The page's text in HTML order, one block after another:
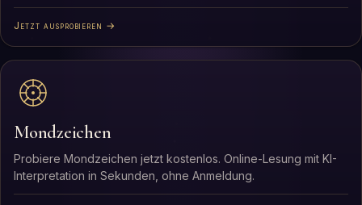
Jetzt ausprobieren →
Mondzeichen
Probiere Mondzeichen jetzt kostenlos. Online-Lesung mit KI-
Interpretation in Sekunden, ohne Anmeldung.